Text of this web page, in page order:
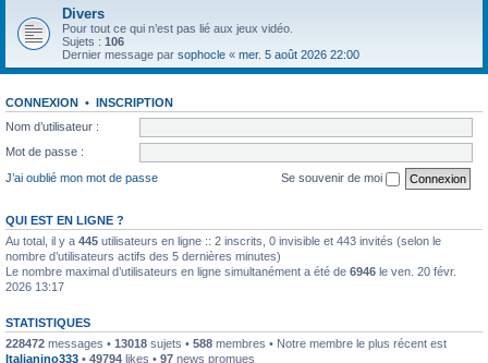
Divers
Pour tout ce qui n’est pas lié aux jeux vidéo.
Sujets : 106
Dernier message par sophocle « mer. 5 août 2026 22:00
CONNEXION • INSCRIPTION
Nom d’utilisateur :
Mot de passe :
J’ai oublié mon mot de passe
Se souvenir de moi
QUI EST EN LIGNE ?
Au total, il y a 445 utilisateurs en ligne :: 2 inscrits, 0 invisible et 443 invités (selon le
nombre d’utilisateurs actifs des 5 dernières minutes)
Le nombre maximal d’utilisateurs en ligne simultanément a été de 6946 le ven. 20 févr.
2026 13:17
STATISTIQUES
228472 messages • 13018 sujets • 588 membres • Notre membre le plus récent est
Italianino333 • 49794 likes • 97 news promues